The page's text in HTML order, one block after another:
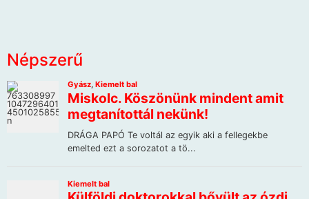
Népszerű